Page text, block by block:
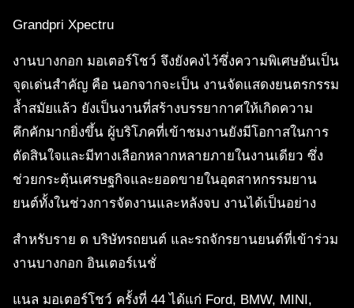
Grandpri Xpectru
งานบางกอก มอเตอร์โชว์ จึงยังคงไว้ซึ่งความพิเศษอันเป็น
จุดเด่นสำคัญ คือ นอกจากจะเป็น งานจัดแสดงยนตรกรรม
ล้ำสมัยแล้ว ยังเป็นงานที่สร้างบรรยากาศให้เกิดความ
คึกคักมากยิ่งขึ้น ผู้บริโภคที่เข้าชมงานยังมีโอกาสในการ
ตัดสินใจและมีทางเลือกหลากหลายภายในงานเดียว ซึ่ง
ช่วยกระตุ้นเศรษฐกิจและยอดขายในอุตสาหกรรมยาน
ยนต์ทั้งในช่วงการจัดงานและหลังจบ งานได้เป็นอย่าง
สําหรับราย ด บริษัทรถยนต์ และรถจักรยานยนต์ที่เข้าร่วม
งานบางกอก อินเตอร์เนชั่
แนล มอเตอร์โชว์ ครั้งที่ 44 ได้แก่ Ford, BMW, MINI,